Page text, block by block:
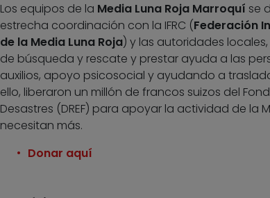
Los equipos de la Media Luna Roja Marroquí se
estrecha coordinación con la IFRC (Federación
de la Media Luna Roja) y las autoridades
de búsqueda y rescate y prestar ayuda a las
auxilios, apoyo psicosocial y ayudando a
ello, liberaron un millón de francos suizos del
Desastres (DREF) para apoyar la actividad de la
necesitan más.
Donar aquí